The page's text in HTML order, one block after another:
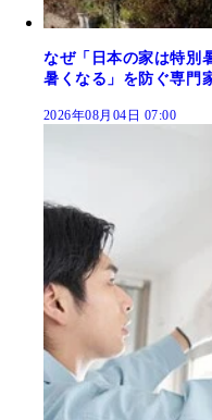
なぜ「日本の家は特別
暑くなる」を防ぐ専門
2026年08月04日 07:00